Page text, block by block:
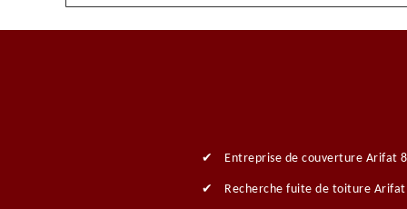
Entreprise de couverture Arifat
Recherche fuite de toiture Arifat